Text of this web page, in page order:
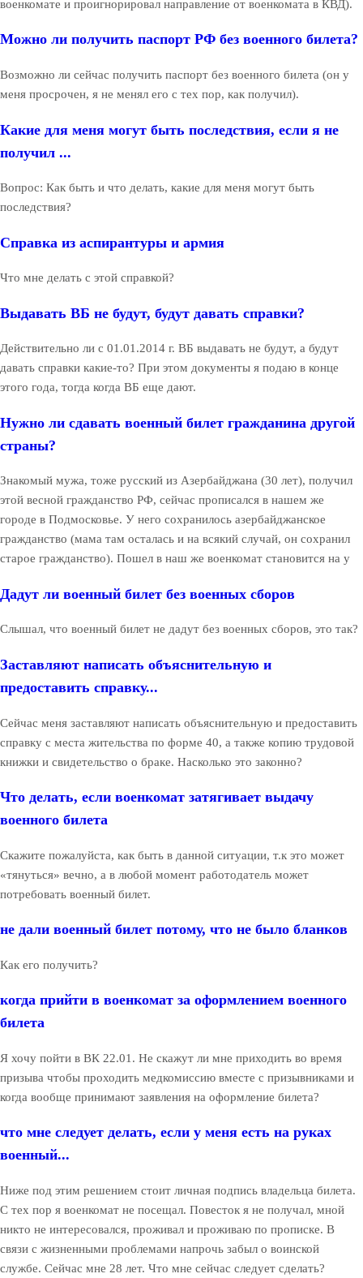
военкомате и проигнорировал направление от военкомата в КВД).
Можно ли получить паспорт РФ без военного билета?
Возможно ли сейчас получить паспорт без военного билета (он у
меня просрочен, я не менял его с тех пор, как получил).
Какие для меня могут быть последствия, если я не
получил ...
Вопрос: Как быть и что делать, какие для меня могут быть
последствия?
Справка из аспирантуры и армия
Что мне делать с этой справкой?
Выдавать ВБ не будут, будут давать справки?
Действительно ли с 01.01.2014 г. ВБ выдавать не будут, а будут
давать справки какие-то? При этом документы я подаю в конце
этого года, тогда когда ВБ еще дают.
Нужно ли сдавать военный билет гражданина другой
страны?
Знакомый мужа, тоже русский из Азербайджана (30 лет), получил
этой весной гражданство РФ, сейчас прописался в нашем же
городе в Подмосковье. У него сохранилось азербайджанское
гражданство (мама там осталась и на всякий случай, он сохранил
старое гражданство). Пошел в наш же военкомат становится на у
Дадут ли военный билет без военных сборов
Слышал, что военный билет не дадут без военных сборов, это так?
Заставляют написать объяснительную и
предоставить справку...
Сейчас меня заставляют написать объяснительную и предоставить
справку с места жительства по форме 40, а также копию трудовой
книжки и свидетельство о браке. Насколько это законно?
Что делать, если военкомат затягивает выдачу
военного билета
Скажите пожалуйста, как быть в данной ситуации, т.к это может
«тянуться» вечно, а в любой момент работодатель может
потребовать военный билет.
не дали военный билет потому, что не было бланков
Как его получить?
когда прийти в военкомат за оформлением военного
билета
Я хочу пойти в ВК 22.01. Не скажут ли мне приходить во время
призыва чтобы проходить медкомиссию вместе с призывниками и
когда вообще принимают заявления на оформление билета?
что мне следует делать, если у меня есть на руках
военный...
Ниже под этим решением стоит личная подпись владельца билета.
С тех пор я военкомат не посещал. Повесток я не получал, мной
никто не интересовался, проживал и проживаю по прописке. В
связи с жизненными проблемами напрочь забыл о воинской
службе. Сейчас мне 28 лет. Что мне сейчас следует сделать?